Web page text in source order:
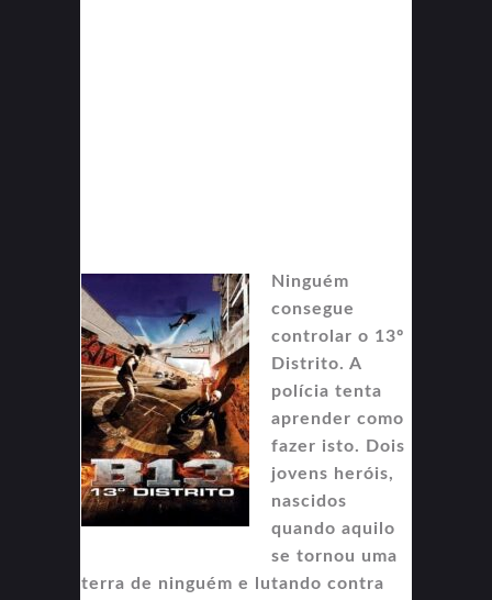
Ninguém
consegue
controlar o 13º
Distrito. A
polícia tenta
aprender como
fazer isto. Dois
jovens heróis,
nascidos
quando aquilo
se tornou uma
terra de ninguém e lutando contra